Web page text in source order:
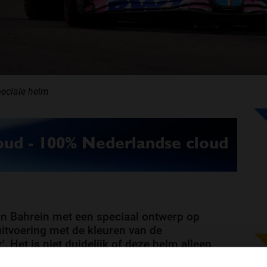
helm
Bahrein met een speciaal ontwerp op
met de kleuren van de
Het is niet duidelijk of deze helm alleen
deze helm voor langere tijd zal